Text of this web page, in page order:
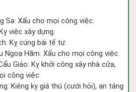
Sa: Xấu cho mọi công việc.
việc xây dựng.
Kỵ cúng bái tế tự.
Ngoạ Hãm: Xấu cho mọi công việc.
Giảo: Kỵ khởi công xây nhà cửa,
công việc.
Kiêng kỵ giá thú (cưới hỏi), an táng